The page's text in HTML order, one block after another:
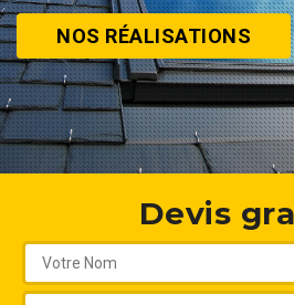
NOS RÉALISATIONS
Devis